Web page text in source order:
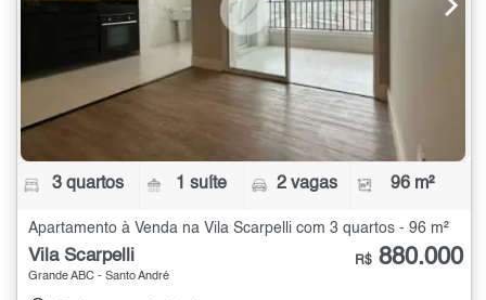
3 quartos 1 suíte 2 vagas 96 m²
Apartamento à Venda na Vila Scarpelli com 3 quartos - 96 m²
Vila Scarpelli
Grande ABC - Santo André
R$ 880.000